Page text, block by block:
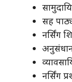
सह
नर्सिंग
नर्सिंग